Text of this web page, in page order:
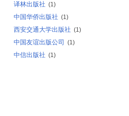
译林出版社 (1)
中国华侨出版社 (1)
西安交通大学出版社 (1)
中国友谊出版公司 (1)
中信出版社 (1)